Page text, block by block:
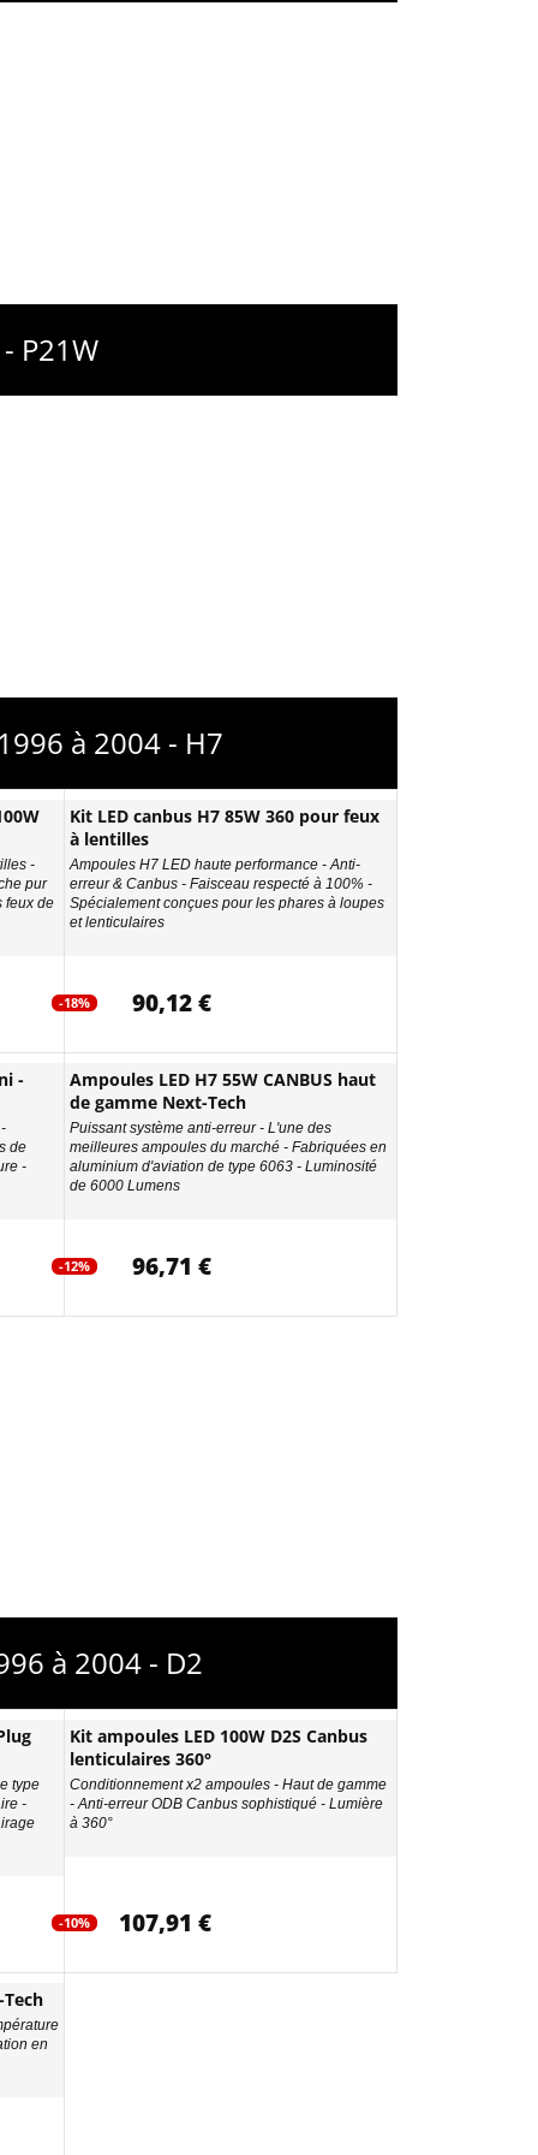
P21W
à 2004 - H7
-
pur
feux de
Kit LED canbus H7 85W 360 pour feux
à lentilles
Ampoules H7 LED haute performance - Anti-
erreur & Canbus - Faisceau respecté à 100% -
Spécialement conçues pour les phares à loupes
et lenticulaires
-18% 90,12 €
-
de
-
Ampoules LED H7 55W CANBUS haut
de gamme Next-Tech
Puissant système anti-erreur - L'une des
meilleures ampoules du marché - Fabriquées en
aluminium d'aviation de type 6063 - Luminosité
de 6000 Lumens
-12% 96,71 €
à 2004 - D2
type
-
Kit ampoules LED 100W D2S Canbus
lenticulaires 360°
Conditionnement x2 ampoules - Haut de gamme
- Anti-erreur ODB Canbus sophistiqué - Lumière
à 360°
-10% 107,91 €
en